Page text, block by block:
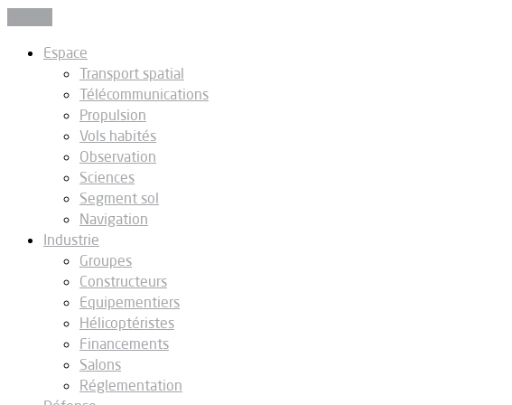
Espace
Transport spatial
Télécommunications
Propulsion
Vols habités
Observation
Sciences
Segment sol
Navigation
Industrie
Groupes
Constructeurs
Equipementiers
Hélicoptéristes
Financements
Salons
Réglementation